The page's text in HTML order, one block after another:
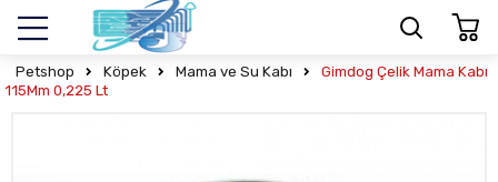
Petshop Köpek Mama ve Su Kabı
Gimdog Çelik Mama Kabı
115Mm 0,225 Lt